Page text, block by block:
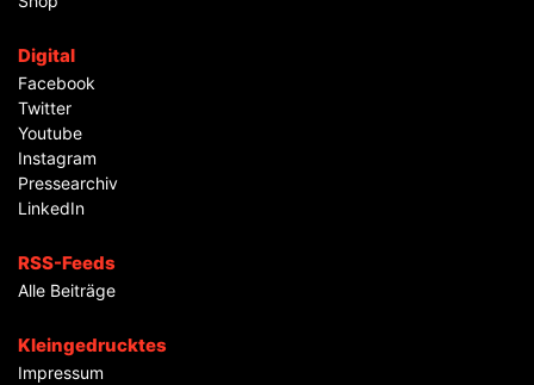
Digital
Facebook
Twitter
Youtube
Instagram
Pressearchiv
LinkedIn
RSS-Feeds
Alle Beiträge
Kleingedrucktes
Impressum